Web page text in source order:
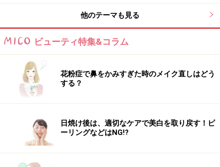
他のテーマも見る
ビューティ特集&コラム
花粉症で鼻をかみすぎた時のメイク直しはどう
する？
日焼け後は、適切なケアで美白を取り戻す！ピ
ーリングなどはNG!?